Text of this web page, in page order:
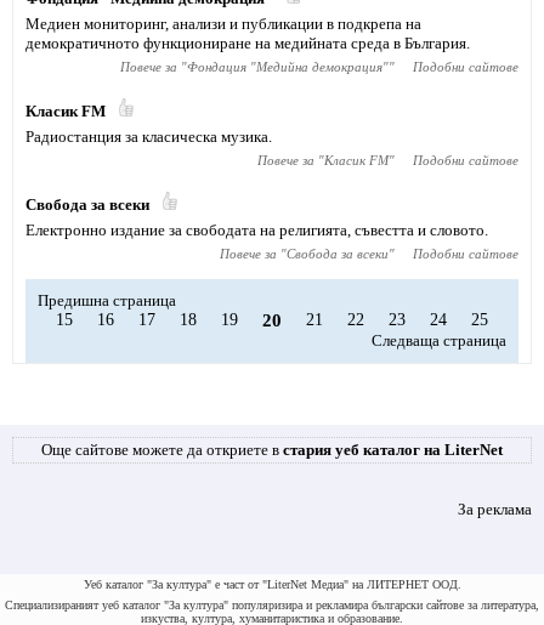
Медиен мониторинг, анализи и публикации в подкрепа на
демократичното функциониране на медийната среда в България.
Повече за "Фондация "Медийна демокрация"" Подобни сайтове
Класик FM
Радиостанция за класическа музика.
Повече за "Класик FM" Подобни сайтове
Свобода за всеки
Електронно издание за свободата на религията, съвестта и словото.
Повече за "Свобода за всеки" Подобни сайтове
Предишна страница
15
16 17 18 19 20 21 22 23 24
25
Следваща страница
Още сайтове можете да откриете в стария уеб каталог на LiterNet
За реклама
Уеб каталог "За култура" е част от "LiterNet Медиа" на ЛИТЕРНЕТ ООД.
Специализираният уеб каталог "За култура" популяризира и рекламира български сайтове за литература,
изкуства, култура, хуманитаристика и образование.